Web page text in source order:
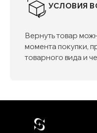
УСЛОВИЯ
Вернуть товар
момента покупки,
товарного вида и